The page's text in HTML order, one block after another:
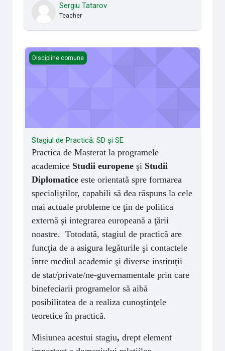
Sergiu Tatarov
Teacher
Stagiul de Practică: SD şi SE
Discipline comune
Stagiul de Practică: SD şi SE
Practica de Masterat la programele
academice Studii europeneşi Studii
Diplomatice este orientată spre formarea
specialiştilor, capabili să dea răspuns la cele
mai actuale probleme ce ţin de politica
externă şi integrarea europeană a ţării
noastre. Totodată, stagiul de practică are
funcţia de a asigura legăturile şi contactele
între mediul academic şi diverse instituţii
de stat/private/ne-guvernamentale prin care
binefeciarii programelor să aibă
posibilitatea de a realiza cunoştinţele
teoretice în practică.
Misiunea acestui stagiu, drept element